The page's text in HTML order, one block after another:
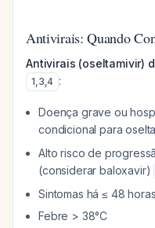
Antivirais: Quando
Antivirais (oseltamivir)
1,3,4 :
Doença grave ou
condicional para
Alto risco de
(considerar baloxavir)
Sintomas há ≤ 48
Febre > 38°C